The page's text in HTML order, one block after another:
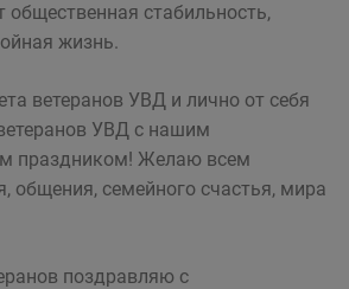
общественная стабильность,
жизнь.
ветеранов УВД и лично от себя
УВД с нашим
праздником! Желаю всем
общения, семейного счастья, мира
поздравляю с